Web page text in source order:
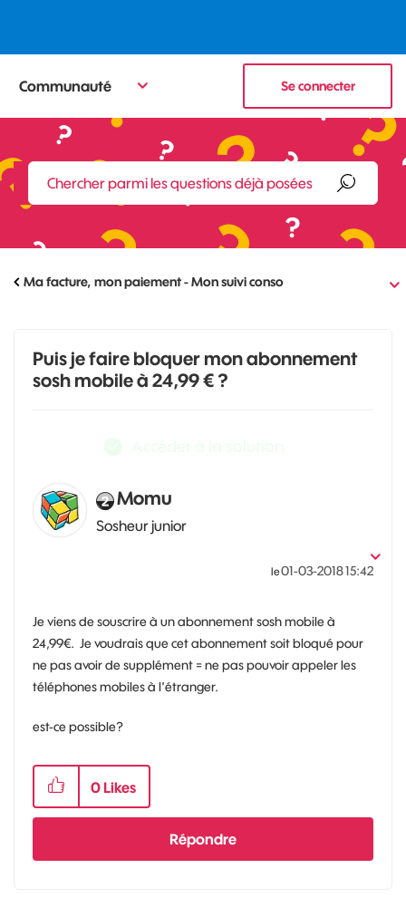
Communauté Se connecter
Ma facture, mon paiement - Mon suivi conso
Puis je faire bloquer mon abonnement
sosh mobile à 24,99 € ?
Momu
Sosheur junior
le‎01-03-201815:42
Je viens de souscrire à un abonnement sosh mobile à
24,99€. Je voudrais que cet abonnement soit bloqué pour
ne pas avoir de supplément = ne pas pouvoir appeler les
téléphones mobiles à l'étranger.
est-ce possible?
0 Likes
Répondre